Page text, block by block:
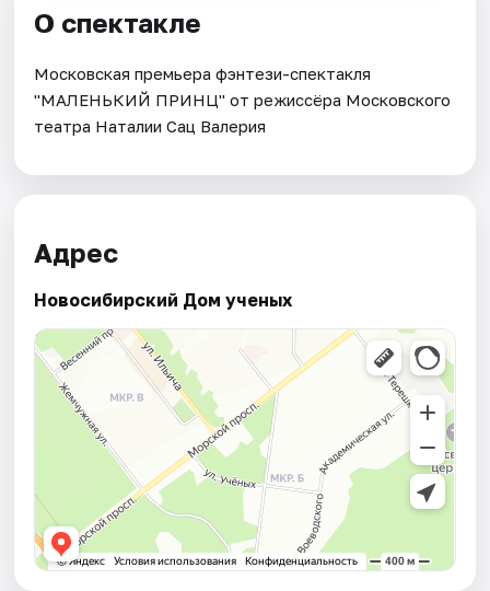
О спектакле
Московская премьера фэнтези-спектакля
"МАЛЕНЬКИЙ ПРИНЦ" от режиссёра Московского
театра Наталии Сац Валерия
Адрес
Новосибирский Дом ученых